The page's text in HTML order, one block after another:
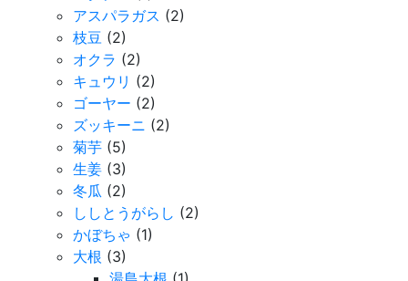
アスパラガス (2)
枝豆 (2)
オクラ (2)
キュウリ (2)
ゴーヤー (2)
ズッキーニ (2)
菊芋 (5)
生姜 (3)
冬瓜 (2)
ししとうがらし (2)
かぼちゃ (1)
大根 (3)